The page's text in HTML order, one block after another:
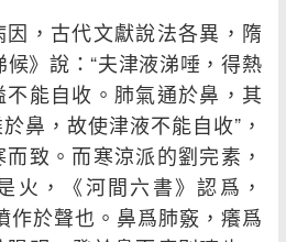
，古代文獻說法各異，隋
候》說：“夫津液涕唾，得熱
能自收。肺氣通於鼻，其
鼻，故使津液不能自收”，
致。而寒涼派的劉完素，
火，《河間六書》認爲，
作於聲也。鼻爲肺竅，癢爲